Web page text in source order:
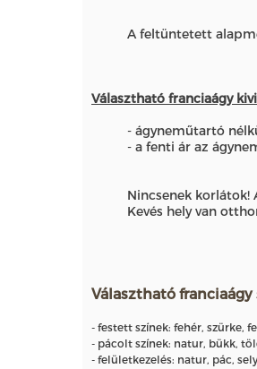
A feltüntetett
Választható franciaágy
- ágyneműtartó
- a fenti ár az
Nincsenek korlátok!
Kevés hely van
Választható
- festett színek: fehér, szürke,
- pácolt színek: natur, bükk,
- felületkezelés: natur, pác,